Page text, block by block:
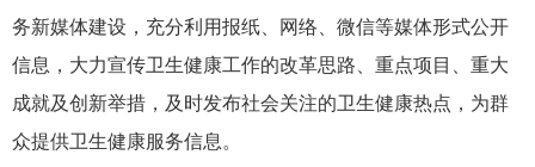
务新媒体建设，充分利用报纸、网络、微信等媒体形式公开
信息，大力宣传卫生健康工作的改革思路、重点项目、重大
成就及创新举措，及时发布社会关注的卫生健康热点，为群
众提供卫生健康服务信息。